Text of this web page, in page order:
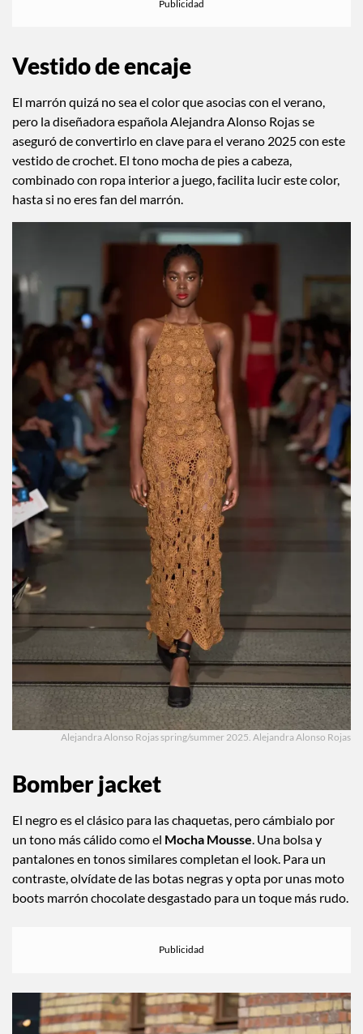
Vestido de encaje
El marrón quizá no sea el color que asocias con el verano,
pero la diseñadora española Alejandra Alonso Rojas se
aseguró de convertirlo en clave para el verano 2025 con este
vestido de crochet. El tono mocha de pies a cabeza,
combinado con ropa interior a juego, facilita lucir este color,
hasta si no eres fan del marrón.
Alejandra Alonso Rojas spring/summer 2025. Alejandra Alonso Rojas
Bomber jacket
El negro es el clásico para las chaquetas, pero cámbialo por
un tono más cálido como el Mocha Mousse. Una bolsa y
pantalones en tonos similares completan el look. Para un
contraste, olvídate de las botas negras y opta por unas moto
boots marrón chocolate desgastado para un toque más rudo.